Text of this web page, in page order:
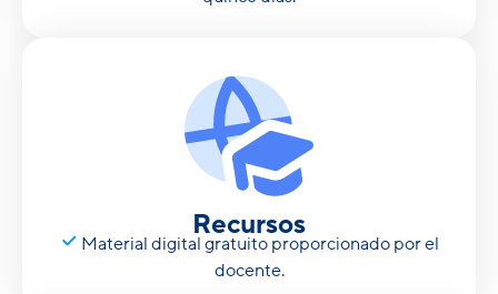
Recursos
Material digital gratuito proporcionado por el
docente.